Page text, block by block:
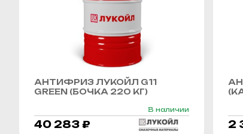
АНТИФРИЗ ЛУКОЙЛ G11
GREEN (БОЧКА 220 КГ)
В наличии
40 283 ₽ 2